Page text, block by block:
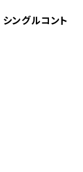
ングルコント